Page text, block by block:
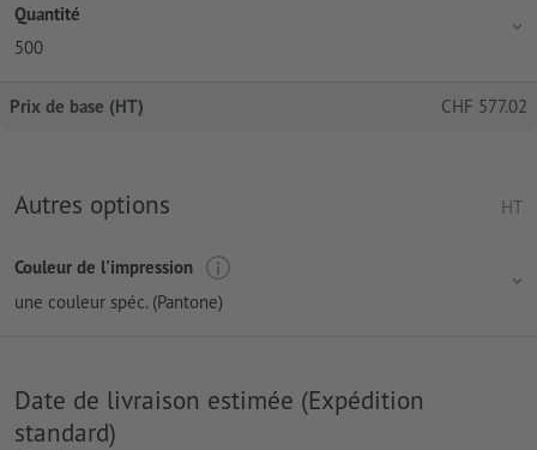
Quantité
500
Prix de base (HT) CHF 577.02
Autres options HT
Couleur de l'impression
une couleur spéc. (Pantone)
Date de livraison estimée (Expédition
standard)